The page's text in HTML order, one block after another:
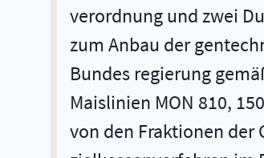
verordnung und zwei
zum Anbau der
Bundes­ regierung
Maislinien MON 810,
von den Fraktionen der